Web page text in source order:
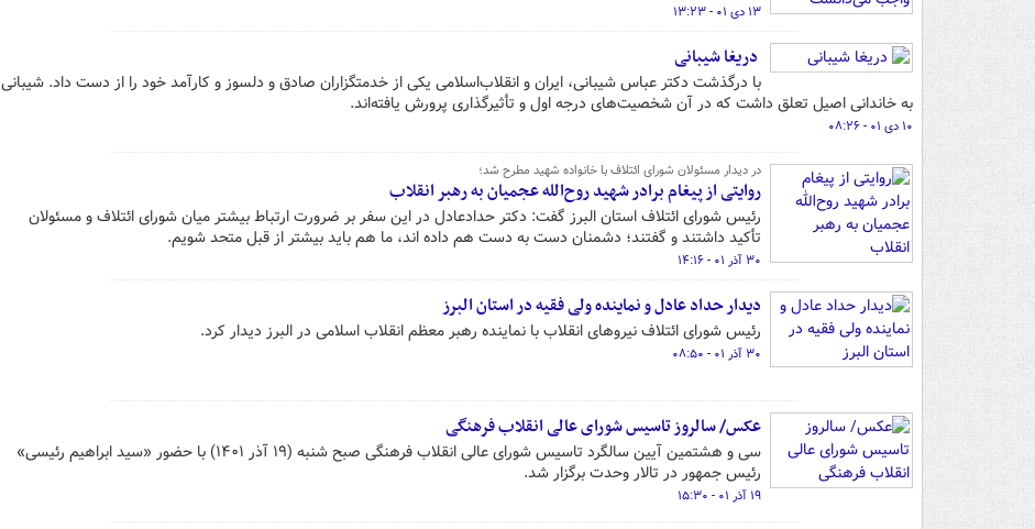
۱۳ دی ۰۱ - ۱۳:۲۳
دریغا شیبانی
با درگذشت دکتر عباس شیبانی، ایران و انقلاب‌اسلامی یکی از خدمتگزاران صادق و دلسوز و کارآمد خود را از دست داد. شیبانی
به خاندانی اصیل تعلق داشت که در آن شخصیت‌های درجه‌ اول و تأثیرگذاری پرورش یافته‌اند.
۱۰ دی ۰۱ - ۰۸:۲۶
در دیدار مسئولان شورای ائتلاف با خانواده شهید مطرح شد؛
روایتی از پیغام برادر شهید روح‌الله عجمیان به رهبر انقلاب
رئیس شورای ائتلاف استان البرز گفت: دکتر حدادعادل در این سفر بر ضرورت ارتباط بیشتر میان شورای ائتلاف و مسئولان
تأکید داشتند و گفتند؛ دشمنان دست به دست هم داده اند، ما هم باید بیشتر از قبل متحد شویم.
۳۰ آذر ۰۱ - ۱۴:۱۶
دیدار حداد عادل و نماینده ولی فقیه در استان البرز
رئیس شورای ائتلاف نیروهای انقلاب با نماینده رهبر معظم انقلاب اسلامی در البرز دیدار کرد.
۳۰ آذر ۰۱ - ۰۸:۵۰
عکس/ سالروز تاسیس شورای عالی انقلاب فرهنگی
سی و هشتمین آیین سالگرد تاسیس شورای عالی انقلاب فرهنگی صبح شنبه (۱۹ آذر ۱۴۰۱) با حضور «سید ابراهیم رئیسی»
رئیس جمهور در تالار وحدت برگزار شد.
۱۹ آذر ۰۱ - ۱۵:۳۰